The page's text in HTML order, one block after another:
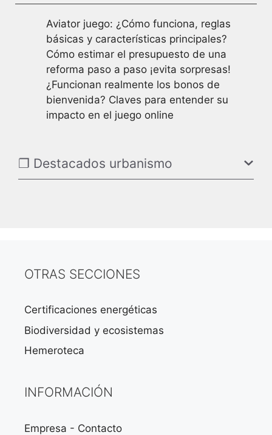
Aviator juego: ¿Cómo funciona, reglas
básicas y características principales?
Cómo estimar el presupuesto de una
reforma paso a paso ¡evita sorpresas!
¿Funcionan realmente los bonos de
bienvenida? Claves para entender su
impacto en el juego online
❐ Destacados urbanismo
OTRAS SECCIONES
Certificaciones energéticas
Biodiversidad y ecosistemas
Hemeroteca
INFORMACIÓN
Empresa - Contacto